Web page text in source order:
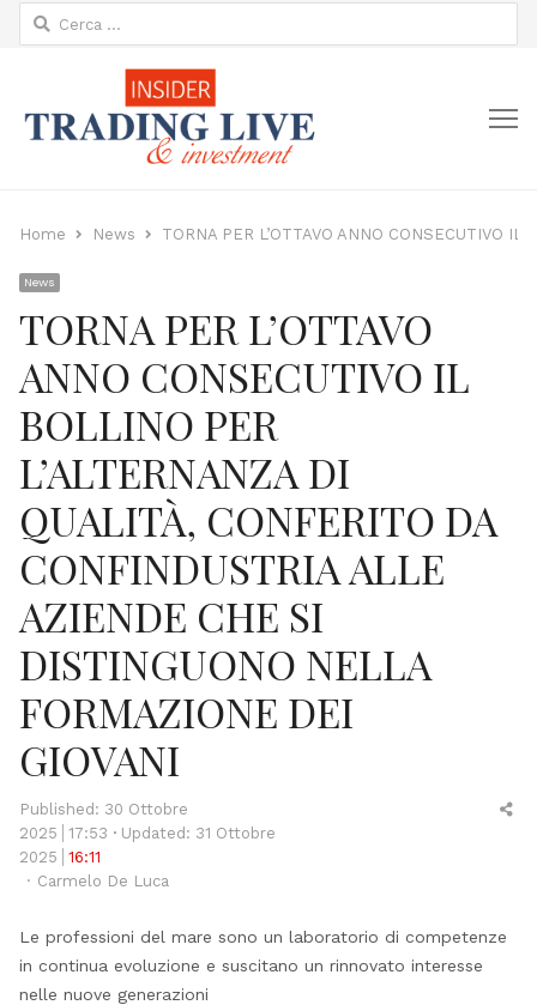
Ricerca
per:
Home News TORNA PER L’OTTAVO ANNO CONSECUTIVO
News
TORNA PER L’OTTAVO
ANNO CONSECUTIVO IL
BOLLINO PER
L’ALTERNANZA DI
QUALITÀ, CONFERITO DA
CONFINDUSTRIA ALLE
AZIENDE CHE SI
DISTINGUONO NELLA
FORMAZIONE DEI
GIOVANI
Published: 30 Ottobre
2025
17:53
Updated: 31 Ottobre
2025
16:11
Author
Carmelo De Luca
Le professioni del mare sono un laboratorio di competenze
in continua evoluzione e suscitano un rinnovato interesse
nelle nuove generazioni